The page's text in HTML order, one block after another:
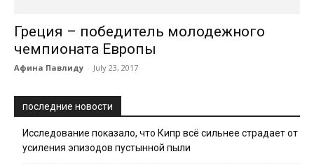
Греция – победитель молодежного
чемпионата Европы
Афина Павлиду - July 23, 2017
последние новости
Исследование показало, что Кипр всё сильнее страдает от
усиления эпизодов пустынной пыли